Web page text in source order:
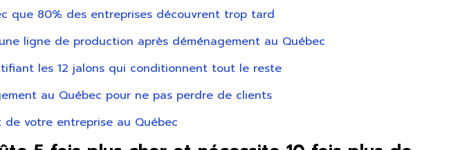
que 80% des entreprises découvrent trop tard
ligne de production après déménagement au Québec
les 12 jalons qui conditionnent tout le reste
au Québec pour ne pas perdre de clients
votre entreprise au Québec